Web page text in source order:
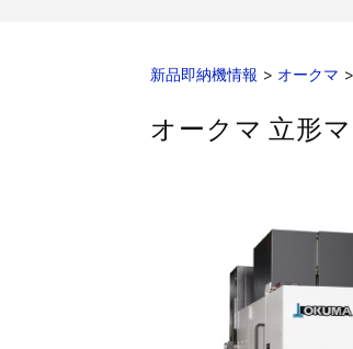
その他の工作機械 2026.5.19
販売 買取 2026.5.16 ダ
立形マシニングセンター
立形マシニングセンター
2026.6.29 ブ
ドラム形NC旋盤
新品即納機情報 > オークマ >
オークマ 立形